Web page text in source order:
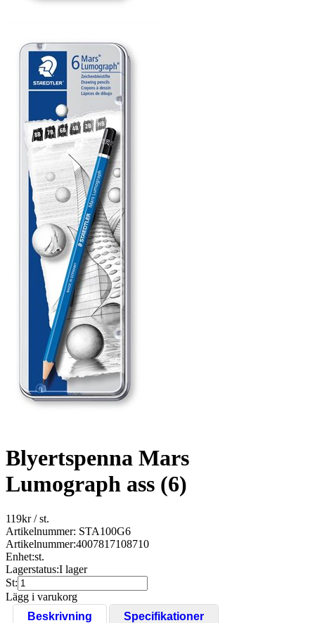
Blyertspenna Mars
Lumograph ass (6)
119kr/ st.
Artikelnummer: STA100G6
Artikelnummer:4007817108710
Enhet:st.
Lagerstatus:I lager
St:
Lägg i varukorg
Beskrivning
Specifikationer